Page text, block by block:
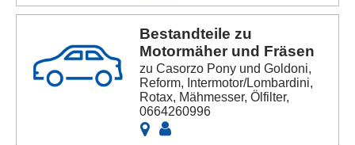
Bestandteile zu
Motormäher und Fräsen
zu Casorzo Pony und Goldoni,
Reform, Intermotor/Lombardini,
Rotax, Mähmesser, Ölfilter,
0664260996